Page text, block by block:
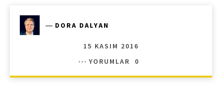
― DORA DALYAN
15 KASIM 2016
YORUMLAR
0